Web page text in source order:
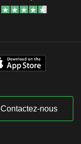
Contactez-nous